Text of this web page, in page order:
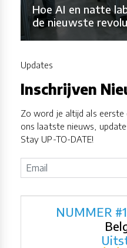
Hoe AI en natte
de nieuwste
Updates
Inschrijven
Zo word je altijd als
ons laatste nieuws,
Stay UP-TO-DATE!
NUMMER #1